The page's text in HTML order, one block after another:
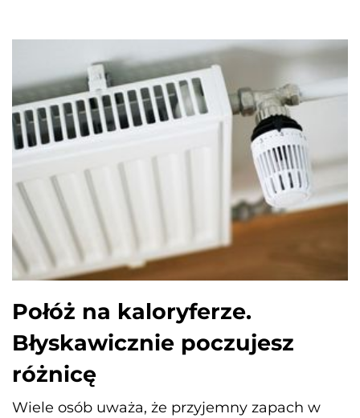
Połóż na kaloryferze.
Błyskawicznie poczujesz
różnicę
Wiele osób uważa, że przyjemny zapach w